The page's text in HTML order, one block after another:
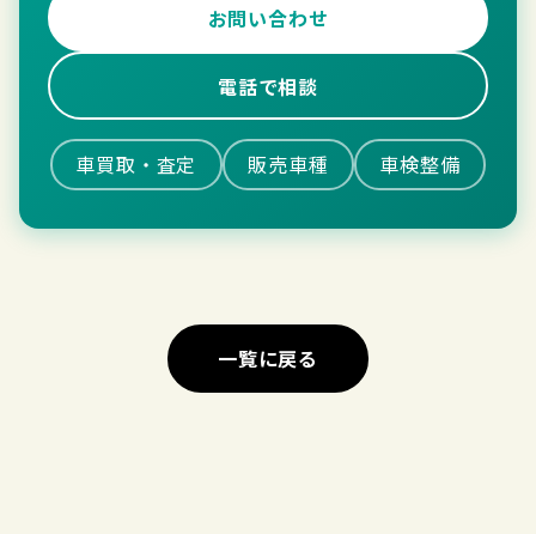
お問い合わせ
電話で相談
車買取・査定 販売車種 車検整備
一覧に戻る